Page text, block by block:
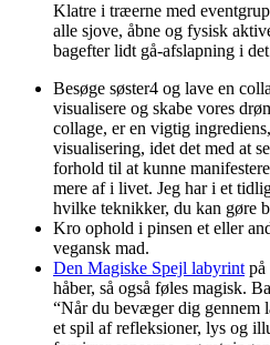
Klatre i træerne med
alle sjove, åbne og fysisk
bagefter lidt gå-afslapning i
Besøge søster4 og lave en
visualisere og skabe vores
collage, er en vigtig
visualisering, idet det med at
forhold til at kunne
mere af i livet. Jeg har i et
hvilke teknikker, du kan gøre
Kro ophold i pinsen et eller
vegansk mad.
Den Magiske Spejl labyrint på
håber, så også føles magisk.
“Når du bevæger dig gennem
et spil af refleksioner, lys og